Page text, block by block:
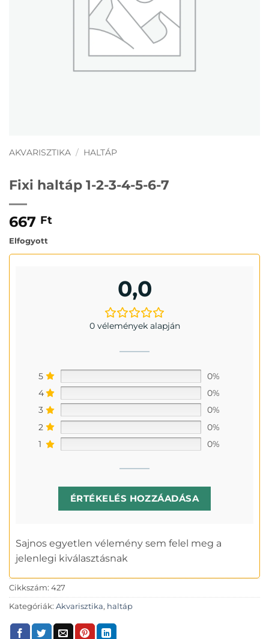
AKVARISZTIKA / HALTÁP
Fixi haltáp 1-2-3-4-5-6-7
667 Ft
Elfogyott
0,0
0 vélemények alapján
5
0%
4
0%
3
0%
2
0%
1
0%
ÉRTÉKELÉS HOZZÁADÁSA
Sajnos egyetlen vélemény sem felel meg a
jelenlegi kiválasztásnak
Cikkszám: 427
Kategóriák: Akvarisztika, haltáp